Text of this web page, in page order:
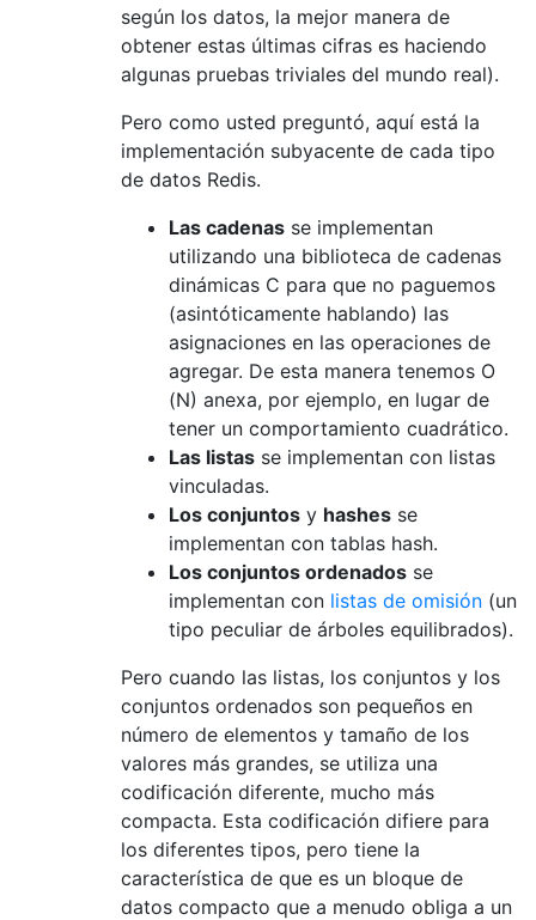
según los datos, la mejor manera de
obtener estas últimas cifras es haciendo
algunas pruebas triviales del mundo real).
Pero como usted preguntó, aquí está la
implementación subyacente de cada tipo
de datos Redis.
Las cadenas se implementan
utilizando una biblioteca de cadenas
dinámicas C para que no paguemos
(asintóticamente hablando) las
asignaciones en las operaciones de
agregar. De esta manera tenemos O
(N) anexa, por ejemplo, en lugar de
tener un comportamiento cuadrático.
Las listas se implementan con listas
vinculadas.
Los conjuntos y hashes se
implementan con tablas hash.
Los conjuntos ordenados se
implementan con listas de omisión (un
tipo peculiar de árboles equilibrados).
Pero cuando las listas, los conjuntos y los
conjuntos ordenados son pequeños en
número de elementos y tamaño de los
valores más grandes, se utiliza una
codificación diferente, mucho más
compacta. Esta codificación difiere para
los diferentes tipos, pero tiene la
característica de que es un bloque de
datos compacto que a menudo obliga a un